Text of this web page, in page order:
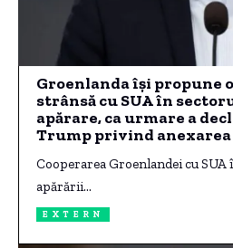
Groenlanda își propune
strânsă cu SUA în
apărare, ca urmare a
Trump privind anexarea
Cooperarea Groenlandei cu
apărării…
EXTERN